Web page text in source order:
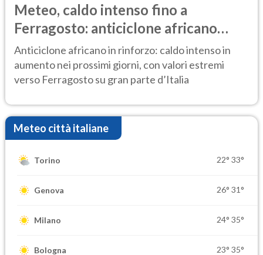
Meteo, caldo intenso fino a
Ferragosto: anticiclone africano
ancora protagonista
Anticiclone africano in rinforzo: caldo intenso in
aumento nei prossimi giorni, con valori estremi
verso Ferragosto su gran parte d’Italia
Meteo città italiane
Torino 22° 33°
Genova 26° 31°
Milano 24° 35°
Bologna 23° 35°